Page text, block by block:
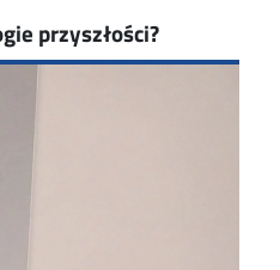
przyszłości?